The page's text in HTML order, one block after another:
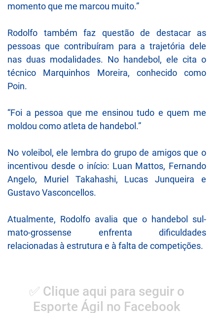
momento que me marcou muito.”
Rodolfo também faz questão de destacar as
pessoas que contribuíram para a trajetória dele
nas duas modalidades. No handebol, ele cita o
técnico Marquinhos Moreira, conhecido como
Poin.
“Foi a pessoa que me ensinou tudo e quem me
moldou como atleta de handebol.”
No voleibol, ele lembra do grupo de amigos que o
incentivou desde o início: Luan Mattos, Fernando
Angelo, Muriel Takahashi, Lucas Junqueira e
Gustavo Vasconcellos.
Atualmente, Rodolfo avalia que o handebol sul-
mato-grossense enfrenta dificuldades
relacionadas à estrutura e à falta de competições.
✅ Clique aqui para seguir o
Esporte Ágil no Facebook